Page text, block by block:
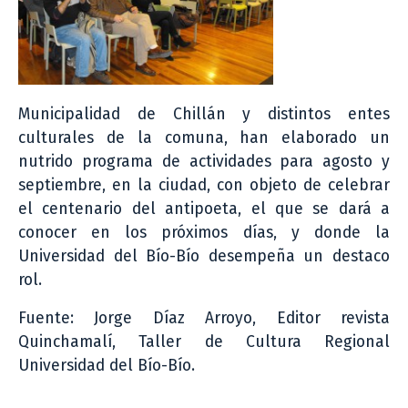
Municipalidad de Chillán y distintos entes
culturales de la comuna, han elaborado un
nutrido programa de actividades para agosto y
septiembre, en la ciudad, con objeto de celebrar
el centenario del antipoeta, el que se dará a
conocer en los próximos días, y donde la
Universidad del Bío-Bío desempeña un destaco
rol.
Fuente: Jorge Díaz Arroyo, Editor revista
Quinchamalí, Taller de Cultura Regional
Universidad del Bío-Bío.